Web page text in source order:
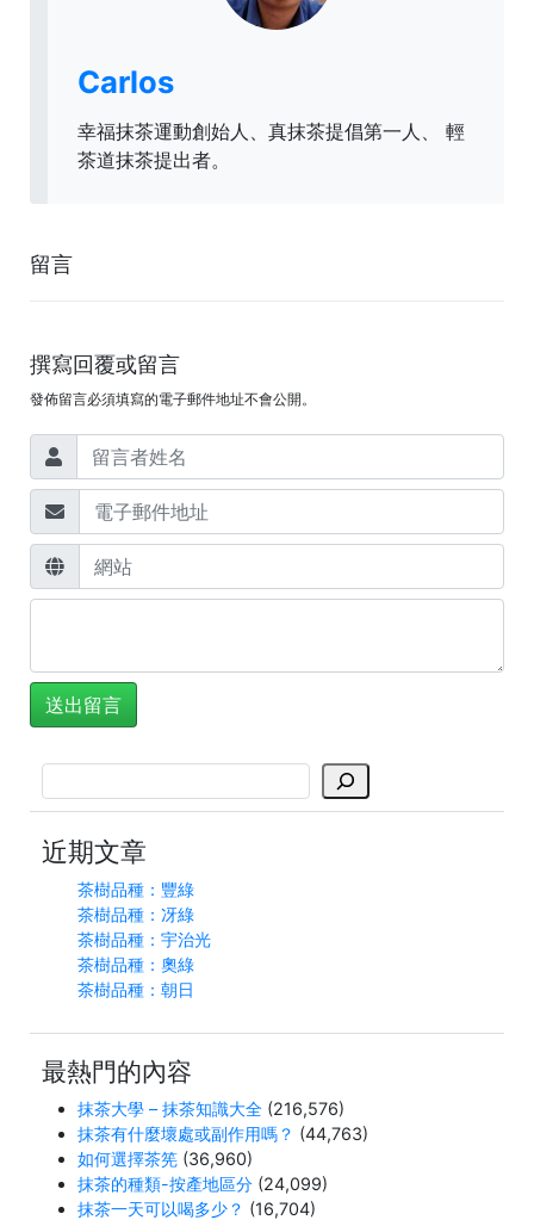
Carlos
幸福抹茶運動創始人、真抹茶提倡第一人、 輕
茶道抹茶提出者。
留言
撰寫回覆或留言
發佈留言必須填寫的電子郵件地址不會公開。
尋
近期文章
茶樹品種：豐綠
茶樹品種：冴綠
茶樹品種：宇治光
茶樹品種：奧綠
茶樹品種：朝日
最熱門的內容
抹茶大學 – 抹茶知識大全 (216,576)
抹茶有什麼壞處或副作用嗎？ (44,763)
如何選擇茶筅 (36,960)
抹茶的種類-按產地區分 (24,099)
抹茶一天可以喝多少？ (16,704)